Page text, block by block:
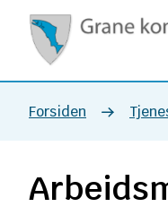
Du
her:
Forsiden